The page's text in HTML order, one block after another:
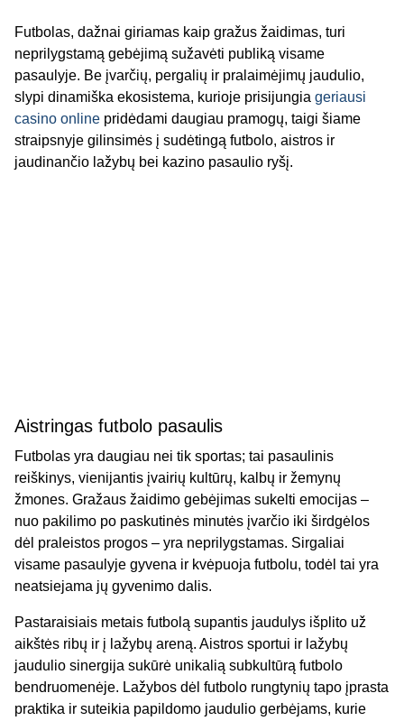
Futbolas, dažnai giriamas kaip gražus žaidimas, turi
neprilygstamą gebėjimą sužavėti publiką visame
pasaulyje. Be įvarčių, pergalių ir pralaimėjimų jaudulio,
slypi dinamiška ekosistema, kurioje prisijungia geriausi
casino online pridėdami daugiau pramogų, taigi šiame
straipsnyje gilinsimės į sudėtingą futbolo, aistros ir
jaudinančio lažybų bei kazino pasaulio ryšį.
Aistringas futbolo pasaulis
Futbolas yra daugiau nei tik sportas; tai pasaulinis
reiškinys, vienijantis įvairių kultūrų, kalbų ir žemynų
žmones. Gražaus žaidimo gebėjimas sukelti emocijas –
nuo ​​pakilimo po paskutinės minutės įvarčio iki širdgėlos
dėl praleistos progos – yra neprilygstamas. Sirgaliai
visame pasaulyje gyvena ir kvėpuoja futbolu, todėl tai yra
neatsiejama jų gyvenimo dalis.
Pastaraisiais metais futbolą supantis jaudulys išplito už
aikštės ribų ir į lažybų areną. Aistros sportui ir lažybų
jaudulio sinergija sukūrė unikalią subkultūrą futbolo
bendruomenėje. Lažybos dėl futbolo rungtynių tapo įprasta
praktika ir suteikia papildomo jaudulio gerbėjams, kurie